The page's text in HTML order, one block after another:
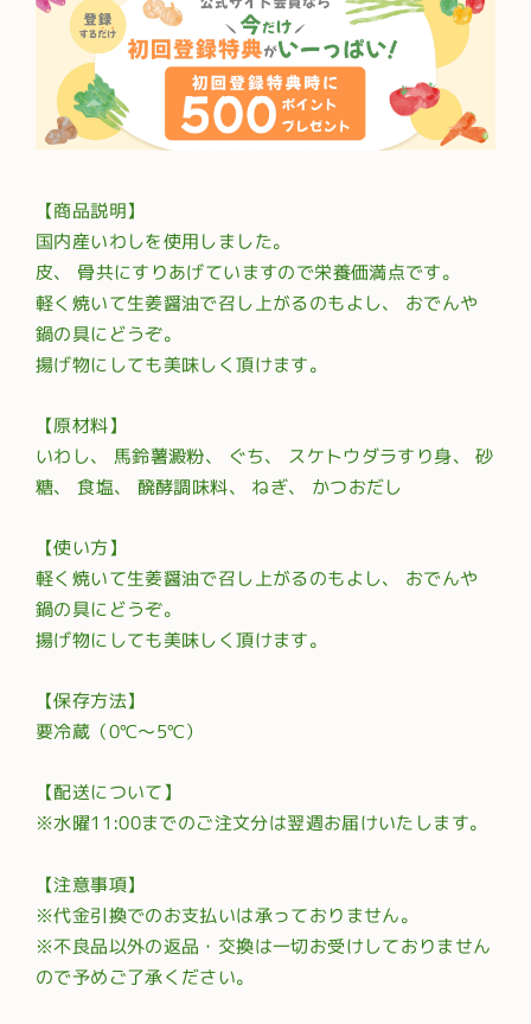
【商品説明】
国内産いわしを使用しました。
皮、 骨共にすりあげていますので栄養価満点です。
軽く焼いて生姜醤油で召し上がるのもよし、 おでんや
鍋の具にどうぞ。
揚げ物にしても美味しく頂けます。
【原材料】
いわし、 馬鈴薯澱粉、 ぐち、 スケトウダラすり身、 砂
糖、 食塩、 醗酵調味料、 ねぎ、 かつおだし
【使い方】
軽く焼いて生姜醤油で召し上がるのもよし、 おでんや
鍋の具にどうぞ。
揚げ物にしても美味しく頂けます。
【保存方法】
要冷蔵（0℃〜5℃）
【配送について】
※水曜11:00までのご注文分は翌週お届けいたします。
【注意事項】
※代金引換でのお支払いは承っておりません。
※不良品以外の返品・交換は一切お受けしておりません
ので予めご了承ください。